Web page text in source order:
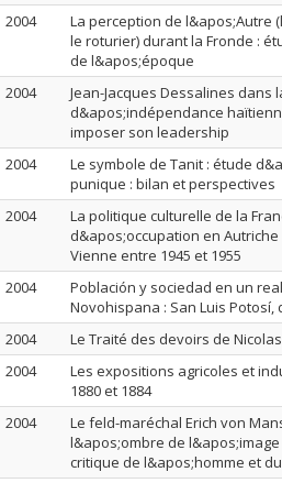
2004
La perception de l&apos;Autre
le roturier) durant la Fronde :
de l&apos;époque
2004
Jean-Jacques Dessalines dans
d&apos;indépendance
imposer son leadership
2004
Le symbole de Tanit : étude
punique : bilan et perspectives
2004
La politique culturelle de la
d&apos;occupation en
Vienne entre 1945 et 1955
2004
Población y sociedad en un
Novohispana : San Luis Potosí,
2004
Le Traité des devoirs de
2004
Les expositions agricoles et
1880 et 1884
2004
Le feld-maréchal Erich von
l&apos;ombre de
critique de l&apos;homme et